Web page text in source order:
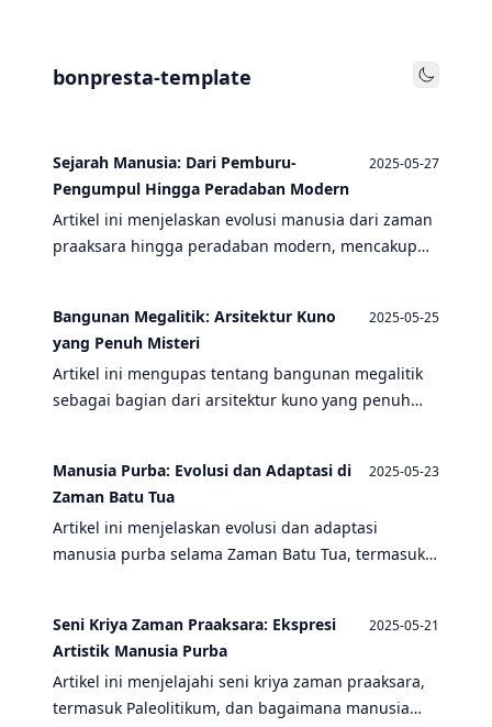
bonpresta-template Toggle
Sejarah Manusia: Dari Pemburu-
Pengumpul Hingga Peradaban Modern
2025-05-27
Artikel ini menjelaskan evolusi manusia dari zaman
praaksara hingga peradaban modern, mencakup
Bangunan Megalitik: Arsitektur Kuno
yang Penuh Misteri
2025-05-25
Artikel ini mengupas tentang bangunan megalitik
sebagai bagian dari arsitektur kuno yang penuh
Manusia Purba: Evolusi dan Adaptasi di
Zaman Batu Tua
2025-05-23
Artikel ini menjelaskan evolusi dan adaptasi
manusia purba selama Zaman Batu Tua, termasuk
Seni Kriya Zaman Praaksara: Ekspresi
Artistik Manusia Purba
2025-05-21
Artikel ini menjelajahi seni kriya zaman praaksara,
termasuk Paleolitikum, dan bagaimana manusia